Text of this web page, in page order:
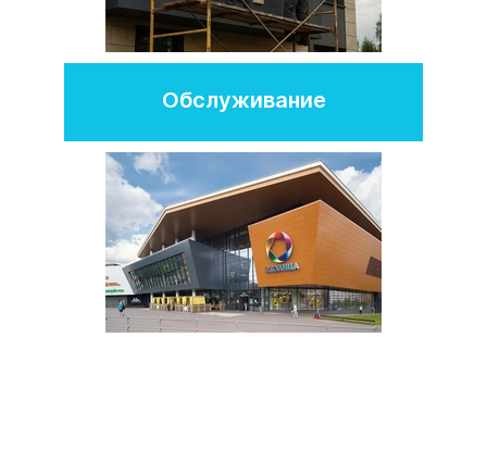
Обслуживание